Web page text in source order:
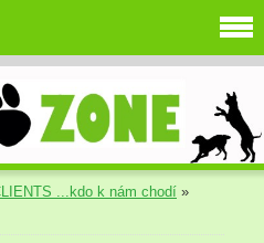
...kdo k nám chodí »